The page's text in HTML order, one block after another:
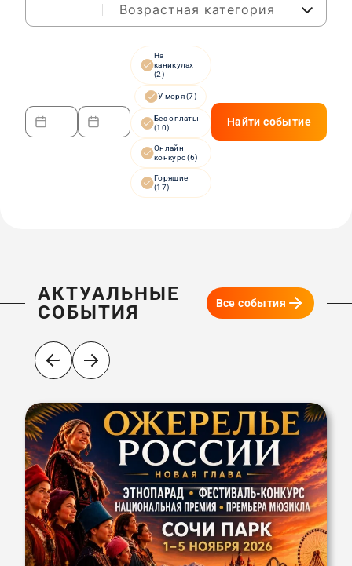
Возрастная категория
Горящие
(17)
Онлайн-
конкурс (6)
Без оплаты
(10)
У моря (7)
На
каникулах
(2)
Найти событие
АКТУАЛЬНЫЕ
СОБЫТИЯ
Все события